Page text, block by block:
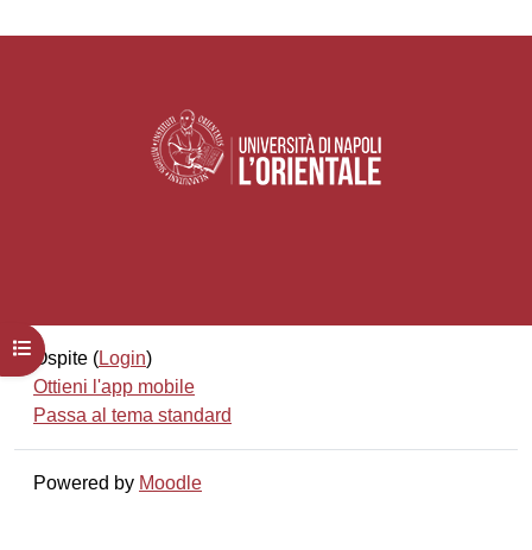
Apri indice del corso
Ospite (Login)
Ottieni l'app mobile
Passa al tema standard
Powered by Moodle